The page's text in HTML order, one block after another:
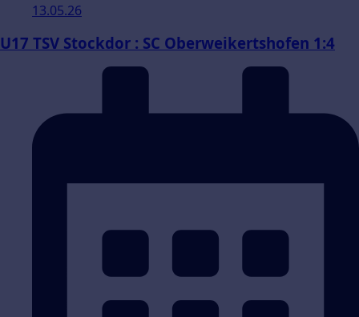
13.05.26
U17 TSV Stockdor : SC Oberweikertshofen 1:4